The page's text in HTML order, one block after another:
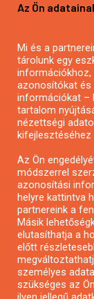
Pályázatírás
Pályázatírás
Specifikus
Pályázatok
Pályázatok
Pályázatok
Önkormányzati
Falusi turizmus
Az Ön
Mi és a
tárolunk egy
információkhoz,
azonosítókat és
információkat –
tartalom
nézettségi
kifejlesztéséhez
Az Ön
módszerrel
azonosítási
helyre kattintva
partnereink a
Másik
elutasíthatja a
előtt
személyes
szükséges az